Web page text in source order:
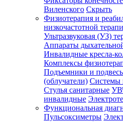
Виленского Скрыть
Физиотерапия и
низкочастотной
Ультразвуковая (УЗ)
Аппараты
Инвалидные кресла-
Комплексы
Подъемники и
(облучатели) Системы
Стулья санитарные
инвалидные
Функциональная
Пульсоксиметры